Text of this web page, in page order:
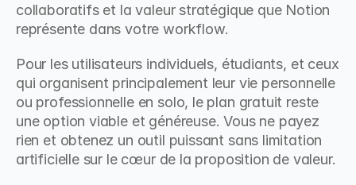
collaboratifs et la valeur stratégique que Notion
représente dans votre workflow.
Pour les utilisateurs individuels, étudiants, et ceux
qui organisent principalement leur vie personnelle
ou professionnelle en solo, le plan gratuit reste
une option viable et généreuse. Vous ne payez
rien et obtenez un outil puissant sans limitation
artificielle sur le cœur de la proposition de valeur.